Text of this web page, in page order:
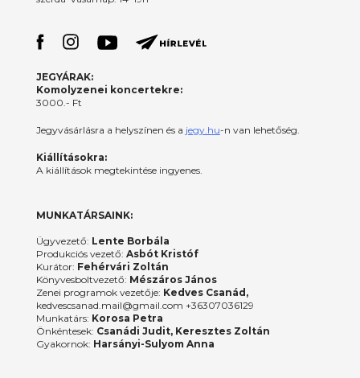
JEGYÁRAK:
Komolyzenei koncertekre:
3000.- Ft
Jegyvásárlásra a helyszínen és a jegy.hu-n van lehetőség.
Kiállításokra:
A kiállítások megtekintése ingyenes.
MUNKATÁRSAINK:
Ügyvezető: Lente Borbála
Produkciós vezető: Asbót Kristóf
Kurátor: Fehérvári Zoltán
Könyvesboltvezető: Mészáros János
Zenei programok vezetője: Kedves Csanád,
kedvescsanad.mail@gmail.com +36307036129
Munkatárs: Korosa Petra
Önkéntesek: Csanádi Judit, Keresztes Zoltán
Gyakornok: Harsányi-Sulyom Anna